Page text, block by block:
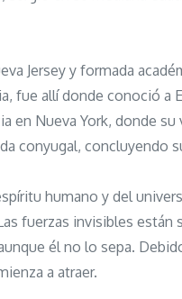
Jersey y formada
fue allí donde conoció a
en Nueva York, donde
conyugal, concluyendo
humano y del
fuerzas invisibles están
él no lo sepa.
a atraer.